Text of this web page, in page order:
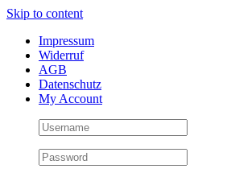
Skip to content
Impressum
Widerruf
AGB
Datenschutz
My Account